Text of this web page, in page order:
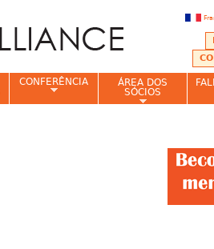
CONFERÊNCIA
ÁREA DOS
SÓCIOS